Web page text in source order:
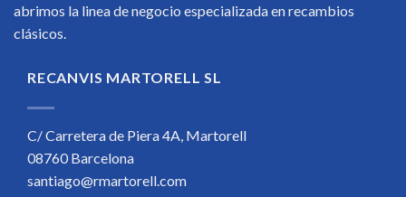
abrimos la linea de negocio especializada en recambios
clásicos.
RECANVIS MARTORELL SL
C/ Carretera de Piera 4A, Martorell
08760 Barcelona
santiago@rmartorell.com